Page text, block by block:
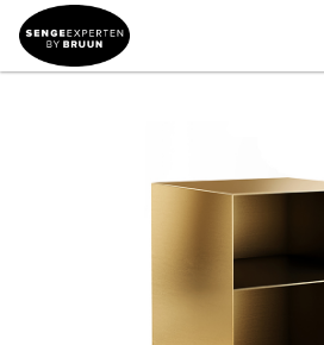
Til Sengen →
HOLME Sengebord | Messing